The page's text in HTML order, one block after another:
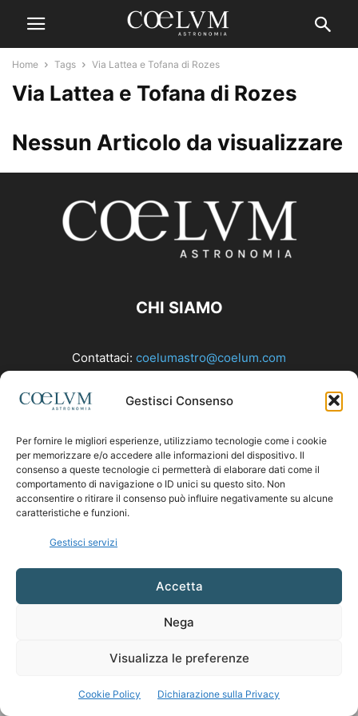
Gestisci Consenso
Per fornire le migliori esperienze, utilizziamo tecnologie come i cookie
per memorizzare e/o accedere alle informazioni del dispositivo. Il
consenso a queste tecnologie ci permetterà di elaborare dati come il
comportamento di navigazione o ID unici su questo sito. Non
acconsentire o ritirare il consenso può influire negativamente su alcune
caratteristiche e funzioni.
Gestisci servizi
Accetta
Nega
Visualizza le preferenze
Cookie Policy Dichiarazione sulla Privacy
Home Tags Via Lattea e Tofana di Rozes
Via Lattea e Tofana di Rozes
Nessun Articolo da visualizzare
CHI SIAMO
Contattaci: coelumastro@coelum.com
SEGUICI